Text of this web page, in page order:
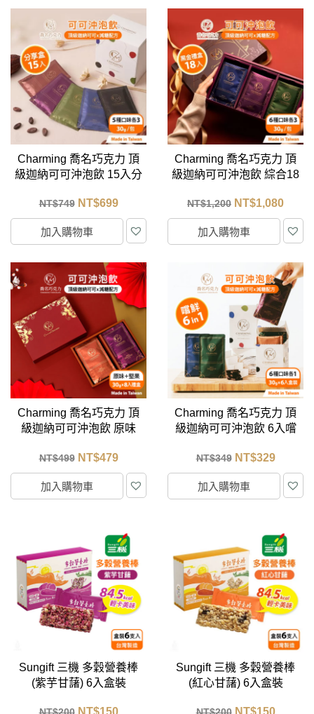
Charming 喬名巧克力 頂
級迦納可可沖泡飲 15入分
抹茶/薑糖)
NT$749 NT$699
加入購物車
Charming 喬名巧克力 頂
級迦納可可沖泡飲 綜合18
味各3)
NT$1,200 NT$1,080
加入購物車
Charming 喬名巧克力 頂
級迦納可可沖泡飲 原味
NT$499 NT$479
加入購物車
Charming 喬名巧克力 頂
級迦納可可沖泡飲 6入嚐
NT$349 NT$329
加入購物車
Sungift 三機 多穀營養棒
(紫芋甘藷) 6入盒裝
Sungift 三機 多穀營養棒
(紅心甘藷) 6入盒裝